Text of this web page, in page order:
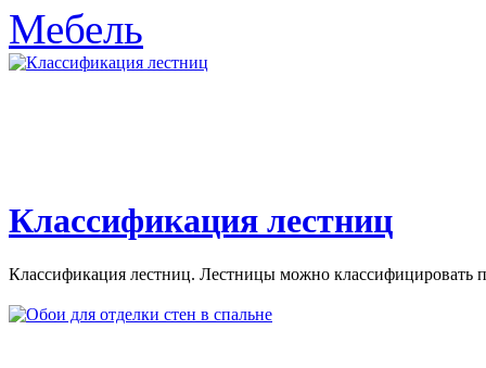
Мебель
Классификация лестниц
Классификация лестниц. Лестницы можно классифицировать